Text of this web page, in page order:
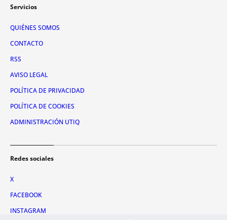
Servicios
QUIÉNES SOMOS
CONTACTO
RSS
AVISO LEGAL
POLÍTICA DE PRIVACIDAD
POLÍTICA DE COOKIES
ADMINISTRACIÓN UTIQ
Redes sociales
X
FACEBOOK
INSTAGRAM